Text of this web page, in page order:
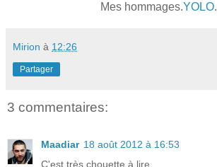
Mes hommages.YOLO.
Mirion à 12:26
Partager
3 commentaires:
Maadiar 18 août 2012 à 16:53
C'est très chouette à lire.